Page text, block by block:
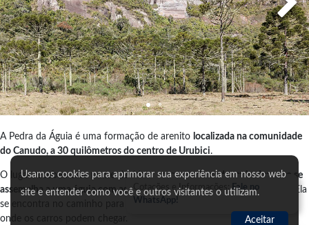
A Pedra da Águia é uma formação de arenito localizada na comunidade
do Canudo, a 30 quilômetros do centro de Urubici.
O lugar recebeu esse nome devido a umagrande pedra cujo desenho se
assemelha a uma águia com as asas abertas- consegue ver nas fotos? Ela
se encontra no caminho para o Cânion Espraiado, sendo o local final
onde os carros podem chegar.
Usamos cookies para aprimorar sua experiência em nosso web
site e entender como você e outros visitantes o utilizam.
Aceitar
Cotações e Informações: Fale no
WhatsApp!